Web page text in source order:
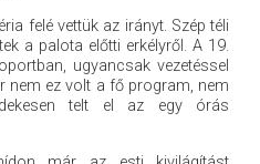
felé vettük az irányt. Szép téli
a palota előtti erkélyről. A 19.
ugyancsak vezetéssel
nem ez volt a fő program, nem
telt el az egy órás